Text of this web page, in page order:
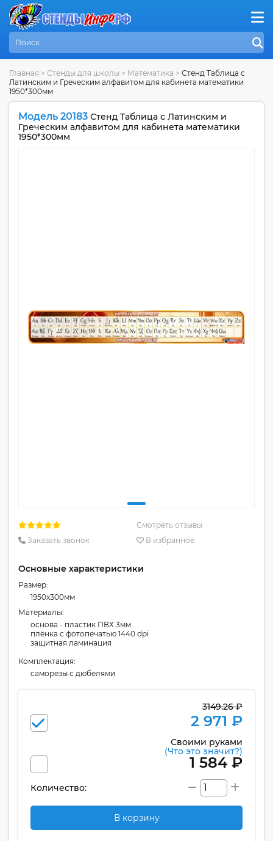
Главная > Стенды для школы > Математика > Стенд Таблица с
Латинским и Греческим алфавитом для кабинета математики
1950*300мм
Модель 20183 Стенд Таблица с Латинским и
Греческим алфавитом для кабинета математики
1950*300мм
Смотреть отзывы
Заказать звонок
В избранное
Основные характеристики
Размер:
1950x300мм
Материалы:
основа - пластик ПВХ 3мм
плёнка с фотопечатью 1440 dpi
защитная ламинация
Комплектация:
cаморезы с дюбелями
3149.26 ₽
2 971 ₽
Своими руками
(Что это значит?)
1 584 ₽
Количество:
В корзину